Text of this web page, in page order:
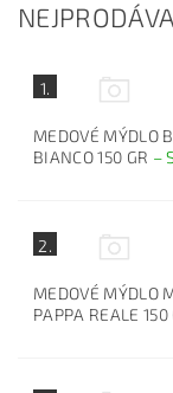
1.
MEDOVÉ MÝDLO
BIANCO 150 GR –
2.
MEDOVÉ MÝDLO
PAPPA REALE 150